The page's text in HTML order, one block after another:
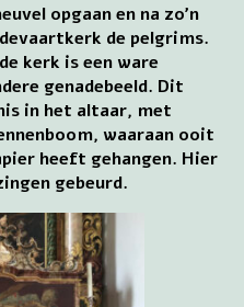
opgaan en na zo’n
de pelgrims.
kerk is een ware
genadebeeld. Dit
in het altaar, met
waaraan ooit
heeft gehangen. Hier
gebeurd.